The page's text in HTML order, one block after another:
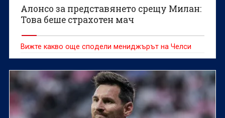
Алонсо за представянето срещу Милан:
Това беше страхотен мач
Вижте какво още сподели мениджърът на Челси